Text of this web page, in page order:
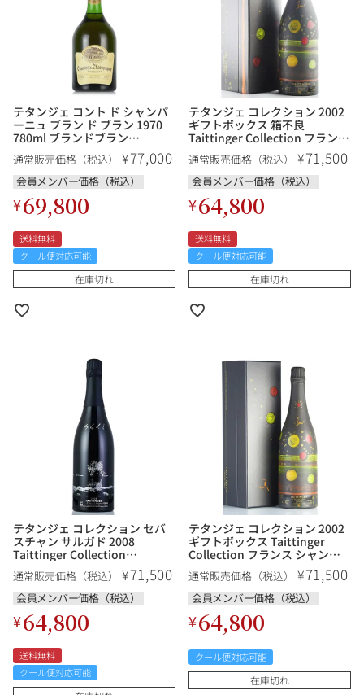
テタンジェ コント ド シャンパ
ーニュ ブラン ド ブラン 1970
780ml ブランドブラン
Taittinger Comtes de
Champagne Blanc de Blancs
フランス シャンパン シャンパ
ーニュ
通常販売価格（税込） ¥77,000
会員メンバー価格（税込）
¥69,800
送料無料
クール便対応可能
在庫切れ
テタンジェ コレクション 2002
ギフトボックス 箱不良
Taittinger Collection フランス
シャンパン シャンパーニュ
通常販売価格（税込） ¥71,500
会員メンバー価格（税込）
¥64,800
送料無料
クール便対応可能
在庫切れ
テタンジェ コレクション セバ
スチャン サルガド 2008
Taittinger Collection
Sebastiao Salgado フランス
シャンパン シャンパーニュ
通常販売価格（税込） ¥71,500
会員メンバー価格（税込）
¥64,800
送料無料
クール便対応可能
テタンジェ コレクション 2002
ギフトボックス Taittinger
Collection フランス シャンパ
ン シャンパーニュ
通常販売価格（税込） ¥71,500
会員メンバー価格（税込）
¥64,800
クール便対応可能
在庫切れ